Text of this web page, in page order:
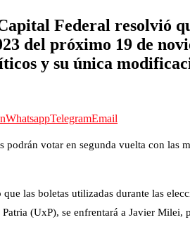
Federal resolvió
del próximo 19 de
y su única
WhatsappTelegramEmail
votar en segunda vuelta con
las boletas utilizadas durante las
(UxP), se enfrentará a Javier